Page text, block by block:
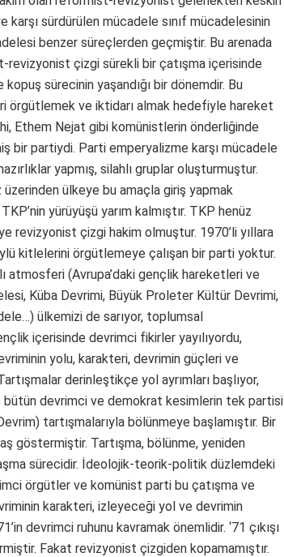
sürdürülen mücadele sınıf mücadelesinin
benzer süreçlerden geçmiştir. Bu arenada
revizyonist çizgi sürekli bir çatışma içerisinde
sürecinin yaşandığı bir dönemdir. Bu
örgütlemek ve iktidarı almak hedefiyle hareket
Ethem Nejat gibi komünistlerin önderliğinde
bir partiydi. Parti emperyalizme karşı mücadele
yapmış, silahlı gruplar oluşturmuştur.
ülkeye bu amaçla giriş yapmak
yürüyüşü yarım kalmıştır. TKP henüz
revizyonist çizgi hakim olmuştur. 1970’li yıllara
kitlelerini örgütlemeye çalışan bir parti yoktur.
atmosferi (Avrupa’daki gençlik hareketleri ve
Küba Devrimi, Büyük Proleter Kültür Devrimi,
ülkemizi de sarıyor, toplumsal
içerisinde devrimci fikirler yayılıyordu,
yolu, karakteri, devrimin güçleri ve
derinleştikçe yol ayrımları başlıyor,
devrimci ve demokrat kesimlerin tek partisi
tartışmalarıyla bölünmeye başlamıştır. Bir
göstermiştir. Tartışma, bölünme, yeniden
sürecidir. İdeolojik-teorik-politik düzlemdeki
örgütler ve komünist parti bu çatışma ve
karakteri, izleyeceği yol ve devrimin
devrimci ruhunu kavramak önemlidir. ‘71 çıkışı
Fakat revizyonist çizgiden kopamamıştır.